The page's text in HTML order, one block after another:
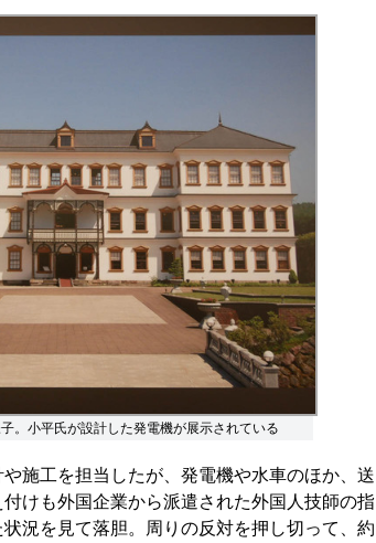
。小平氏が設計した発電機が展示されている
施工を担当したが、発電機や水車のほか、送
けも外国企業から派遣された外国人技師の指
況を見て落胆。周りの反対を押し切って、約